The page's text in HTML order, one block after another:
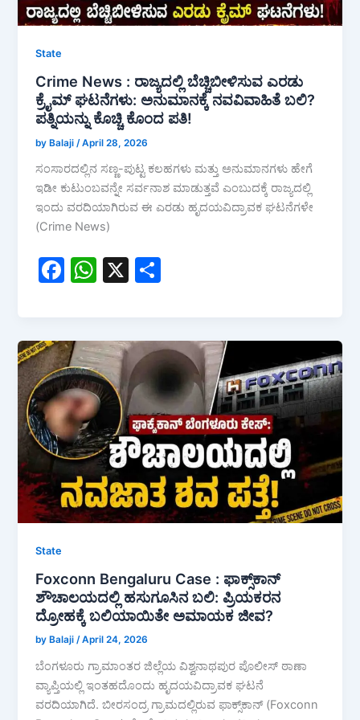
State
Crime News : ರಾಜ್ಯದಲ್ಲಿ ಬೆಚ್ಚಿಬೀಳಿಸುವ ಎರಡು
ಕ್ರೈಮ್ ಘಟನೆಗಳು: ಅನುಮಾನಕ್ಕೆ ನವವಿವಾಹಿತೆ ಬಲಿ?
ಪತ್ನಿಯನ್ನು ಕೊಚ್ಚಿ ಕೊಂದ ಪತಿ!
by Balaji /April 28, 2026
ಸಂಸಾರದಲ್ಲಿನ ಸಣ್ಣ-ಪುಟ್ಟ ಕಲಹಗಳು ಮತ್ತು ಅನುಮಾನಗಳು ಹೇಗೆ
ಇಡೀ ಕುಟುಂಬವನ್ನೇ ಸರ್ವನಾಶ ಮಾಡುತ್ತವೆ ಎಂಬುದಕ್ಕೆ ರಾಜ್ಯದಲ್ಲಿ
ಇಂದು ವರದಿಯಾಗಿರುವ ಈ ಎರಡು ಹೃದಯವಿದ್ರಾವಕ ಘಟನೆಗಳೇ
(Crime News)
F
e
b
o
o
k
W
s
A
p
p
X
e
State
Foxconn Bengaluru Case : ಫಾಕ್ಸ್‌ಕಾನ್
ಶೌಚಾಲಯದಲ್ಲಿ ಹಸುಗೂಸಿನ ಬಲಿ: ಪ್ರಿಯಕರನ
ದ್ರೋಹಕ್ಕೆ ಬಲಿಯಾಯಿತೇ ಅಮಾಯಕ ಜೀವ?
by Balaji/April 24, 2026
ಬೆಂಗಳೂರು ಗ್ರಾಮಾಂತರ ಜಿಲ್ಲೆಯ ವಿಶ್ವನಾಥಪುರ ಪೊಲೀಸ್ ಠಾಣಾ
ವ್ಯಾಪ್ತಿಯಲ್ಲಿ ಇಂತಹದೊಂದು ಹೃದಯವಿದ್ರಾವಕ ಘಟನೆ
ವರದಿಯಾಗಿದೆ. ಬೀರಸಂದ್ರ ಗ್ರಾಮದಲ್ಲಿರುವ ಫಾಕ್ಸ್‌ಕಾನ್ (Foxconn